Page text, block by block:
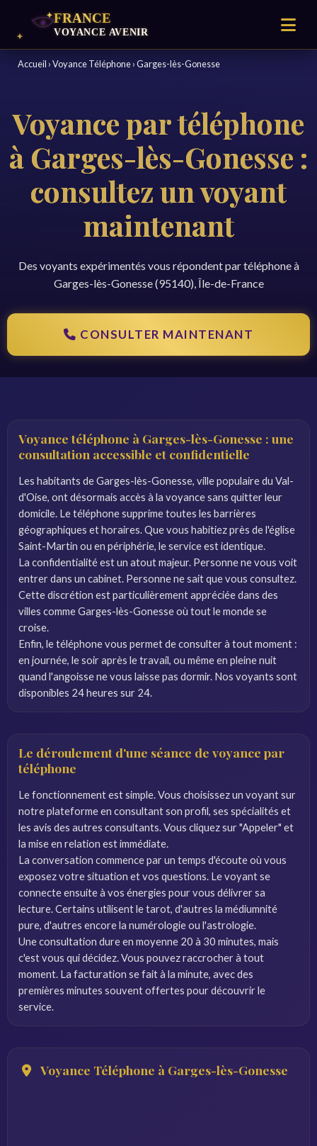
Accueil ›Voyance Téléphone›Garges-lès-Gonesse
Voyance par téléphone
à Garges-lès-Gonesse :
consultez un voyant
maintenant
Des voyants expérimentés vous répondent par téléphone à
Garges-lès-Gonesse (95140), Île-de-France
CONSULTER MAINTENANT
Voyance téléphone à Garges-lès-Gonesse : une
consultation accessible et confidentielle
Les habitants de Garges-lès-Gonesse, ville populaire du Val-
d'Oise, ont désormais accès à la voyance sans quitter leur
domicile. Le téléphone supprime toutes les barrières
géographiques et horaires. Que vous habitiez près de l'église
Saint-Martin ou en périphérie, le service est identique.
La confidentialité est un atout majeur. Personne ne vous voit
entrer dans un cabinet. Personne ne sait que vous consultez.
Cette discrétion est particulièrement appréciée dans des
villes comme Garges-lès-Gonesse où tout le monde se
croise.
Enfin, le téléphone vous permet de consulter à tout moment :
en journée, le soir après le travail, ou même en pleine nuit
quand l'angoisse ne vous laisse pas dormir. Nos voyants sont
disponibles 24 heures sur 24.
Le déroulement d'une séance de voyance par
téléphone
Le fonctionnement est simple. Vous choisissez un voyant sur
notre plateforme en consultant son profil, ses spécialités et
les avis des autres consultants. Vous cliquez sur "Appeler" et
la mise en relation est immédiate.
La conversation commence par un temps d'écoute où vous
exposez votre situation et vos questions. Le voyant se
connecte ensuite à vos énergies pour vous délivrer sa
lecture. Certains utilisent le tarot, d'autres la médiumnité
pure, d'autres encore la numérologie ou l'astrologie.
Une consultation dure en moyenne 20 à 30 minutes, mais
c'est vous qui décidez. Vous pouvez raccrocher à tout
moment. La facturation se fait à la minute, avec des
premières minutes souvent offertes pour découvrir le
service.
Voyance Téléphone à Garges-lès-Gonesse